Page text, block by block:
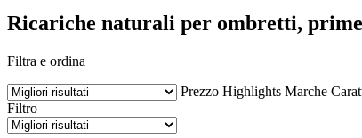
Ricariche naturali per ombretti,
Filtra e ordina
Prezzo Highlights Marche
Filtro